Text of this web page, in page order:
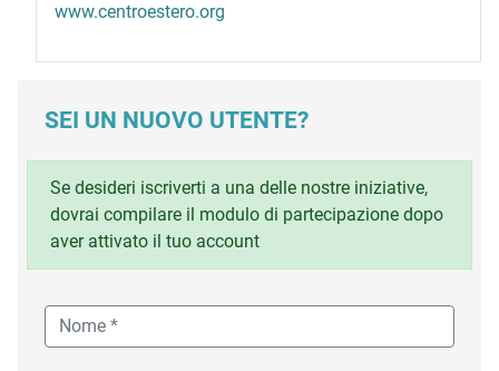
www.centroestero.org
SEI UN NUOVO UTENTE?
Se desideri iscriverti a una delle nostre iniziative,
dovrai compilare il modulo di partecipazione dopo
aver attivato il tuo account